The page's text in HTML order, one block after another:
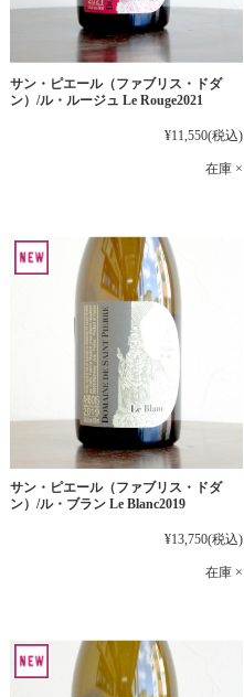
サン・ピエール（ファブリス・ドダ
ン）/ル・ルージュ Le Rouge2021
¥11,550(税込)
在庫 ×
サン・ピエール（ファブリス・ドダ
ン）/ル・ブラン Le Blanc2019
¥13,750(税込)
在庫 ×